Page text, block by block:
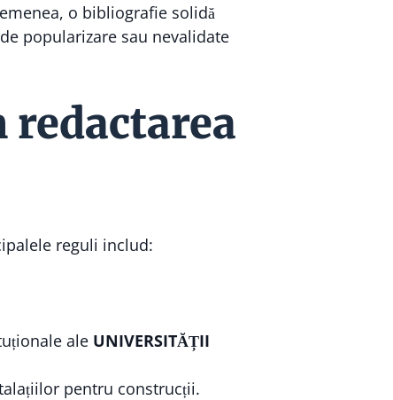
o bibliografie solidă
popularizare sau nevalidate
reguli includ:
ale UNIVERSITĂȚII
pentru construcții.